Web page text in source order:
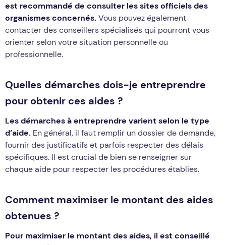
est recommandé de consulter les sites officiels des
organismes concernés. Vous pouvez également
contacter des conseillers spécialisés qui pourront vous
orienter selon votre situation personnelle ou
professionnelle.
Quelles démarches dois-je entreprendre
pour obtenir ces aides ?
Les démarches à entreprendre varient selon le type
d’aide. En général, il faut remplir un dossier de demande,
fournir des justificatifs et parfois respecter des délais
spécifiques. Il est crucial de bien se renseigner sur
chaque aide pour respecter les procédures établies.
Comment maximiser le montant des aides
obtenues ?
Pour maximiser le montant des aides, il est conseillé